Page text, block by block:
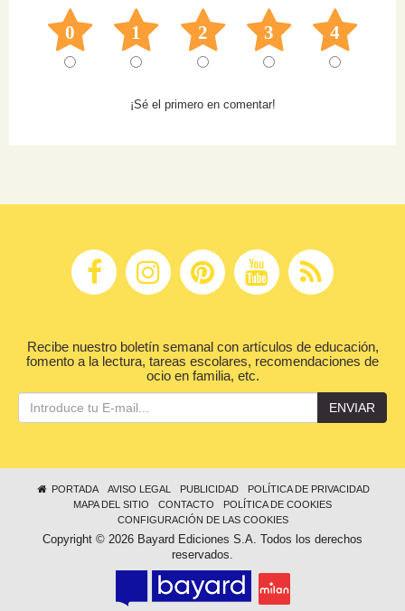
0 1 2 3 4
¡Sé el primero en comentar!
Recibe nuestro boletín semanal con artículos de educación,
fomento a la lectura, tareas escolares, recomendaciones de
ocio en familia, etc.
ENVIAR
PORTADA AVISO LEGAL PUBLICIDAD
POLÍTICA DE PRIVACIDAD
MAPA DEL SITIO
CONTACTO
POLÍTICA DE COOKIES
CONFIGURACIÓN DE LAS COOKIES
Copyright © 2026 Bayard Ediciones S.A. Todos los derechos
reservados.